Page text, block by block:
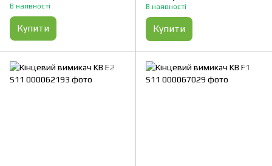
В наявності
Купити
В наявності
Купити